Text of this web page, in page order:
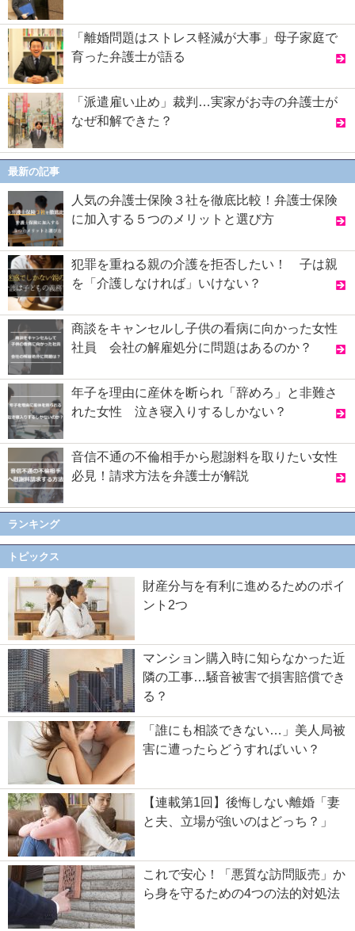
「離婚問題はストレス軽減が大事」母子家庭で
育った弁護士が語る
「派遣雇い止め」裁判…実家がお寺の弁護士が
なぜ和解できた？
最新の記事
人気の弁護士保険３社を徹底比較！弁護士保険
に加入する５つのメリットと選び方
犯罪を重ねる親の介護を拒否したい！ 子は親
を「介護しなければ」いけない？
商談をキャンセルし子供の看病に向かった女性
社員 会社の解雇処分に問題はあるのか？
年子を理由に産休を断られ「辞めろ」と非難さ
れた女性 泣き寝入りするしかない？
音信不通の不倫相手から慰謝料を取りたい女性
必見！請求方法を弁護士が解説
ランキング
トピックス
財産分与を有利に進めるためのポイ
ント2つ
マンション購入時に知らなかった近
隣の工事…騒音被害で損害賠償でき
る？
「誰にも相談できない…」美人局被
害に遭ったらどうすればいい？
【連載第1回】後悔しない離婚「妻
と夫、立場が強いのはどっち？」
これで安心！「悪質な訪問販売」か
ら身を守るための4つの法的対処法